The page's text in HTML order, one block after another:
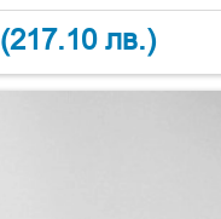
(217.10 лв.)